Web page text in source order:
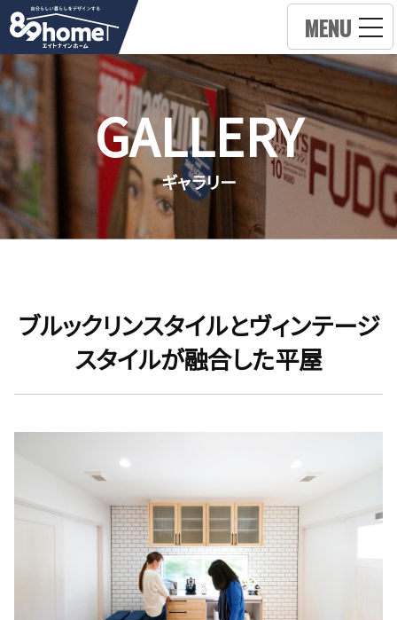
MENU
GALLERY
ギャラリー
ブルックリンスタイルとヴィンテージ
スタイルが融合した平屋